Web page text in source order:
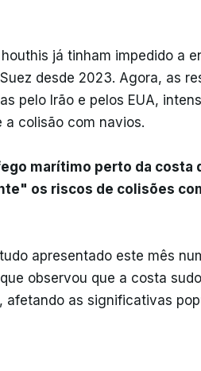
já tinham impedido a
desde 2023. Agora, as
pelo Irão e pelos EUA,
a colisão com navios.
marítimo perto da costa
os riscos de colisões
apresentado este mês
observou que a costa
afetando as significativas